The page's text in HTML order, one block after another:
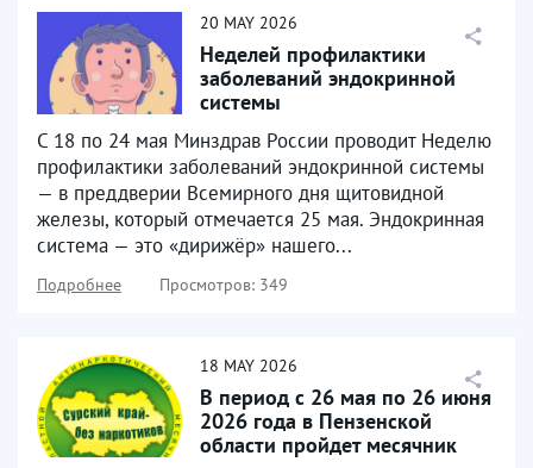
20 MAY 2026
Неделей профилактики
заболеваний эндокринной
системы
С 18 по 24 мая Минздрав России проводит Неделю
профилактики заболеваний эндокринной системы
— в преддверии Всемирного дня щитовидной
железы, который отмечается 25 мая. Эндокринная
система — это «дирижёр» нашего...
Подробнее Просмотров: 349
18 MAY 2026
В период с 26 мая по 26 июня
2026 года в Пензенской
области пройдет месячник